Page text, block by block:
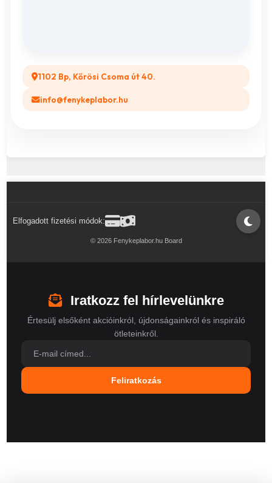
1102 Bp, Kőrösi Csoma út 40.
info@fenykeplabor.hu
Elfogadott fizetési módok:
© 2026 Fenykeplabor.hu Board
Iratkozz fel hírlevelünkre
Értesülj elsőként akcióinkról, újdonságainkról és inspiráló
ötleteinkről.
Feliratkozás